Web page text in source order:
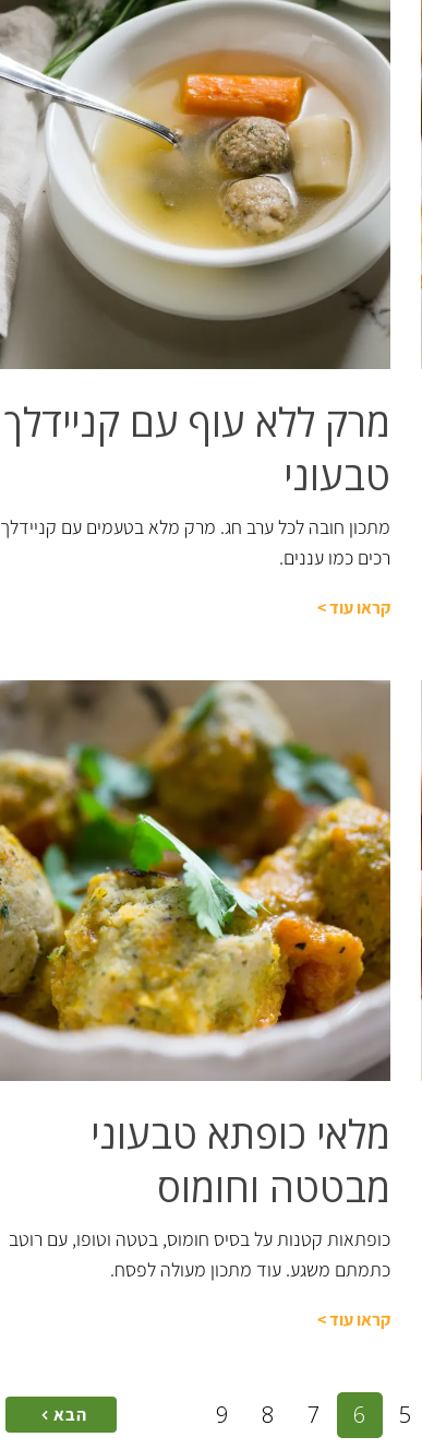
מרק ללא עוף עם קניידלך
טבעוני
מתכון חובה לכל ערב חג. מרק מלא בטעמים עם קניידלך
רכים כמו עננים.
קראו עוד>
מלאי כופתא טבעוני
מבטטה וחומוס
כופתאות קטנות על בסיס חומוס, בטטה וטופו, עם רוטב
כתמתם משגע. עוד מתכון מעולה לפסח.
קראו עוד>
5
6
7
8
9 הבא